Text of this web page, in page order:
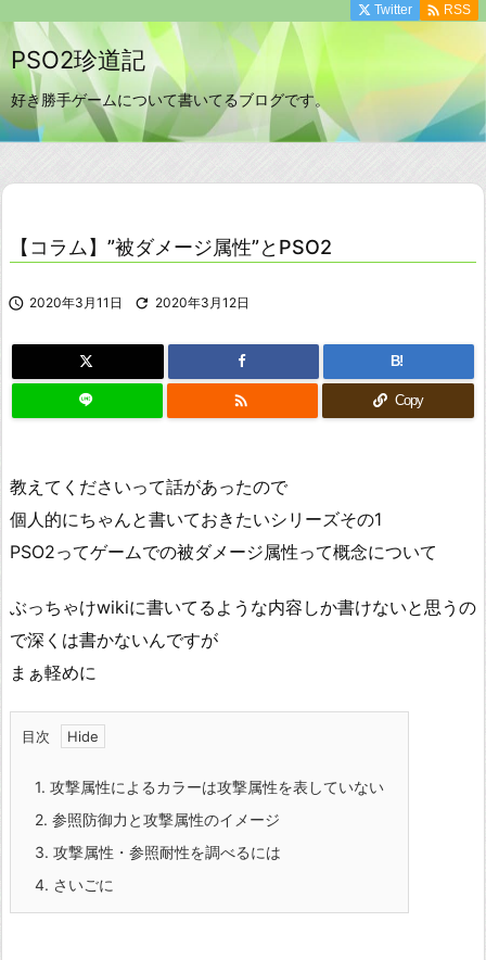
PSO2珍道記
好き勝手ゲームについて書いてるブログです。
Twitter  RSS
【コラム】”被ダメージ属性”とPSO2
 2020年3月11日  2020年3月12日
B!
 Copy
教えてくださいって話があったので
個人的にちゃんと書いておきたいシリーズその1
PSO2ってゲームでの被ダメージ属性って概念について
ぶっちゃけwikiに書いてるような内容しか書けないと思うの
で深くは書かないんですが
まぁ軽めに
目次
1. 攻撃属性によるカラーは攻撃属性を表していない
2. 参照防御力と攻撃属性のイメージ
3. 攻撃属性・参照耐性を調べるには
4. さいごに